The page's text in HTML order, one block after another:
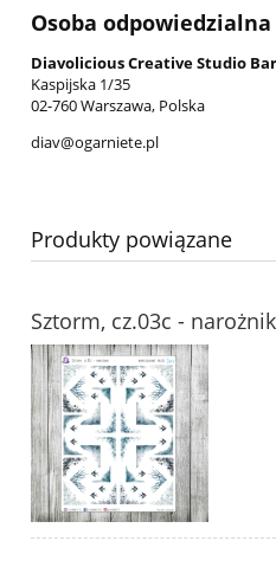
Osoba
Diavolicious Creative Studio
Kaspijska 1/35
02-760 Warszawa, Polska
diav@ogarniete.pl
Produkty powiązane
Sztorm, cz.03c -